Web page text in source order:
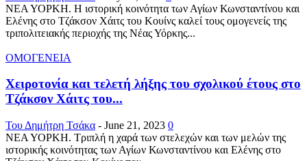
ΝΕΑ ΥΟΡΚΗ. Η ιστορική κοινότητα των Αγίων Κωνσταντίνου και
Ελένης στο Τζάκσον Χάιτς του Κουίνς καλεί τους ομογενείς της
τριπολιτειακής περιοχής της Νέας Υόρκης...
ΟΜΟΓΕΝΕΙΑ
Χειροτονία και τελετή λήξης του σχολικού έτους στο
Τζάκσον Χάιτς του...
Του Δημήτρη Τσάκα - June 21, 2023 0
ΝΕΑ ΥΟΡΚΗ. Τριπλή η χαρά των στελεχών και των μελών της
ιστορικής κοινότητας των Αγίων Κωνσταντίνου και Ελένης στο